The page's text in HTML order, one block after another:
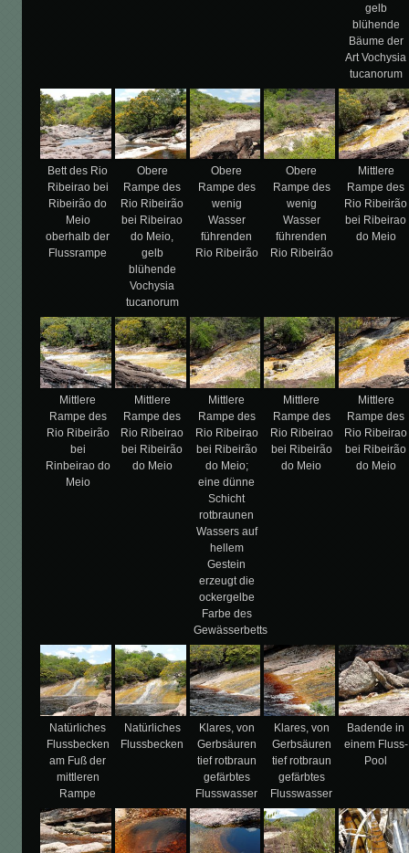
gelb
blühende
Bäume der
Art Vochysia
tucanorum
Bett des Rio
Ribeirao bei
Ribeirão do
Meio
oberhalb der
Flussrampe
Obere
Rampe des
Rio Ribeirão
bei Ribeirao
do Meio,
gelb
blühende
Vochysia
tucanorum
Obere
Rampe des
wenig
Wasser
führenden
Rio Ribeirão
Obere
Rampe des
wenig
Wasser
führenden
Rio Ribeirão
Mittlere
Rampe des
Rio Ribeirão
bei Ribeirao
do Meio
Mittlere
Rampe des
Rio Ribeirão
bei
Rinbeirao do
Meio
Mittlere
Rampe des
Rio Ribeirao
bei Ribeirão
do Meio
Mittlere
Rampe des
Rio Ribeirao
bei Ribeirão
do Meio;
eine dünne
Schicht
rotbraunen
Wassers auf
hellem
Gestein
erzeugt die
ockergelbe
Farbe des
Gewässerbetts
Mittlere
Rampe des
Rio Ribeirao
bei Ribeirão
do Meio
Mittlere
Rampe des
Rio Ribeirao
bei Ribeirão
do Meio
Natürliches
Flussbecken
am Fuß der
mittleren
Rampe
Natürliches
Flussbecken
Klares, von
Gerbsäuren
tief rotbraun
gefärbtes
Flusswasser
Klares, von
Gerbsäuren
tief rotbraun
gefärbtes
Flusswasser
Badende in
einem Fluss-
Pool